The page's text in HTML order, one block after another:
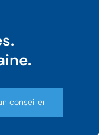
conseiller